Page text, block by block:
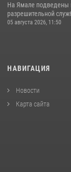
На Ямале подведены
разрешительной
05 августа 2026, 11:50
НАВИГАЦИЯ
Новости
Карта сайта